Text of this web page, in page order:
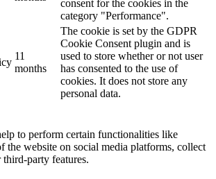
consent for the cookies in the
category "Performance".
11
months
The cookie is set by the GDPR
Cookie Consent plugin and is
used to store whether or not user
has consented to the use of
cookies. It does not store any
personal data.
to perform certain functionalities like
the website on social media platforms, collect
third-party features.